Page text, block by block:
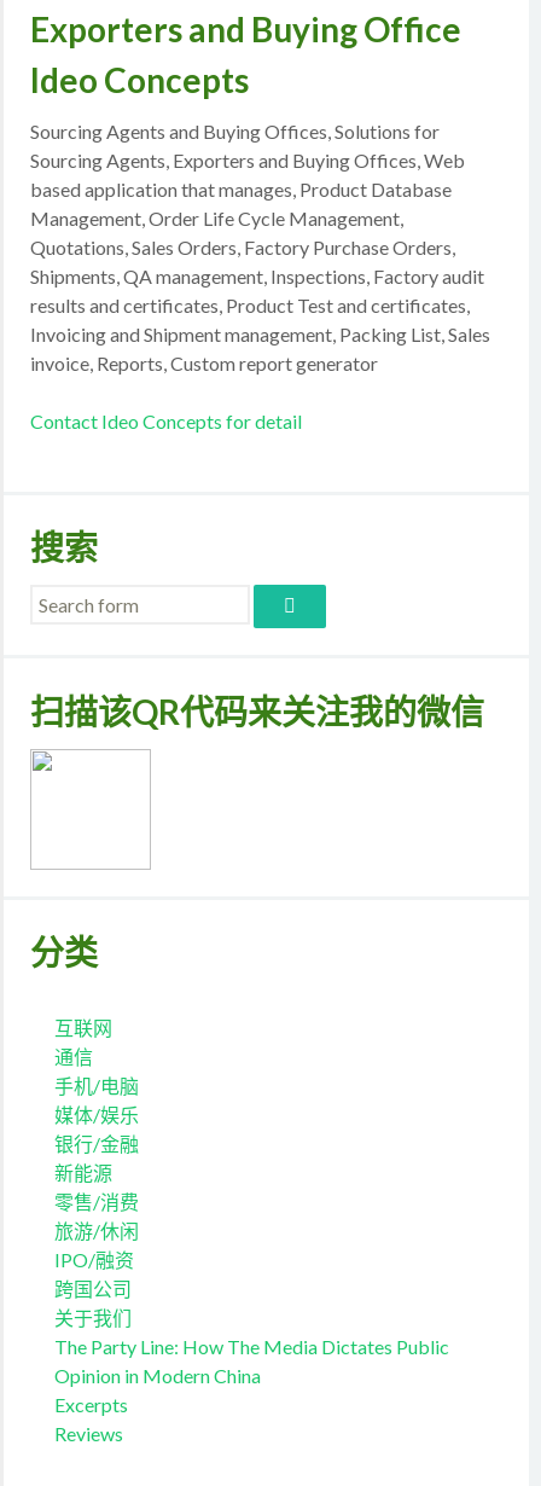
Exporters and Buying Office
Ideo Concepts
Sourcing Agents and Buying Offices, Solutions for
Sourcing Agents, Exporters and Buying Offices, Web
based application that manages, Product Database
Management, Order Life Cycle Management,
Quotations, Sales Orders, Factory Purchase Orders,
Shipments, QA management, Inspections, Factory audit
results and certificates, Product Test and certificates,
Invoicing and Shipment management, Packing List, Sales
invoice, Reports, Custom report generator
Contact Ideo Concepts for detail
搜索
扫描该QR代码来关注我的微信
分类
互联网
通信
手机/电脑
媒体/娱乐
银行/金融
新能源
零售/消费
旅游/休闲
IPO/融资
跨国公司
关于我们
The Party Line: How The Media Dictates Public
Opinion in Modern China
Excerpts
Reviews